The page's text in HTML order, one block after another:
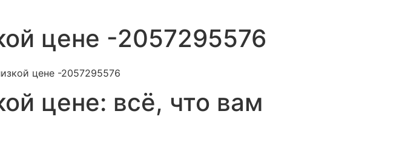
цене -2057295576
цене: всё, что вам